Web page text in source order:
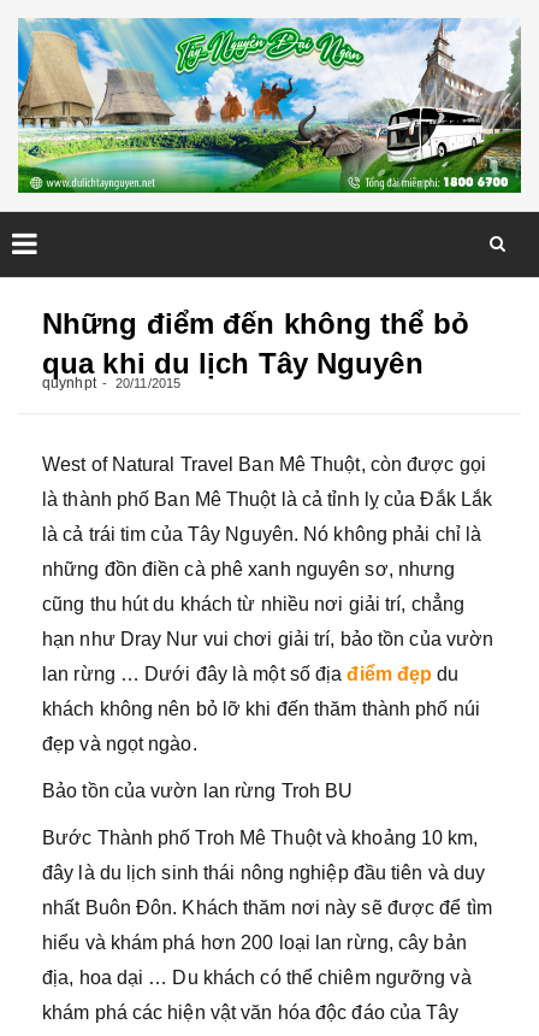
Những điểm đến không thể bỏ
qua khi du lịch Tây Nguyên
quynhpt 20/11/2015
West of Natural Travel Ban Mê Thuột, còn được gọi
là thành phố Ban Mê Thuột là cả tỉnh lỵ của Đắk Lắk
là cả trái tim của Tây Nguyên. Nó không phải chỉ là
những đồn điền cà phê xanh nguyên sơ, nhưng
cũng thu hút du khách từ nhiều nơi giải trí, chẳng
hạn như Dray Nur vui chơi giải trí, bảo tồn của vườn
lan rừng … Dưới đây là một số địađiểm đẹp du
khách không nên bỏ lỡ khi đến thăm thành phố núi
đẹp và ngọt ngào.
Bảo tồn của vườn lan rừng Troh BU
Bước Thành phố Troh Mê Thuột và khoảng 10 km,
đây là du lịch sinh thái nông nghiệp đầu tiên và duy
nhất Buôn Đôn. Khách thăm nơi này sẽ được để tìm
hiểu và khám phá hơn 200 loại lan rừng, cây bản
địa, hoa dại … Du khách có thể chiêm ngưỡng và
khám phá các hiện vật văn hóa độc đáo của Tây